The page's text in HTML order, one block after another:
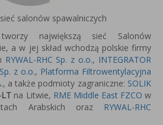
salonów spawalniczych
tworzy największą sieć Salonów
a w jej skład wchodzą polskie firmy
RYWAL-RHC Sp. z o.o., INTEGRATOR
z o.o., Platforma Filtrowentylacyjna
, a także podmioty zagraniczne: SOLIK
LT na Litwie, RME Middle East FZCO w
Arabskich oraz RYWAL-RHC